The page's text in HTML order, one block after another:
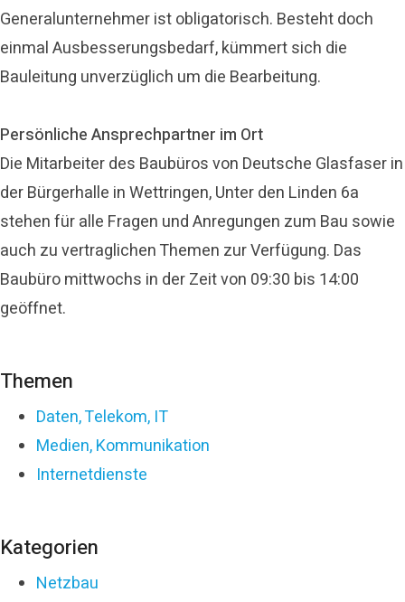
Generalunternehmer ist obligatorisch. Besteht doch
einmal Ausbesserungsbedarf, kümmert sich die
Bauleitung unverzüglich um die Bearbeitung.
Persönliche Ansprechpartner im Ort
Die Mitarbeiter des Baubüros von Deutsche Glasfaser in
der Bürgerhalle in Wettringen, Unter den Linden 6a
stehen für alle Fragen und Anregungen zum Bau sowie
auch zu vertraglichen Themen zur Verfügung. Das
Baubüro mittwochs in der Zeit von 09:30 bis 14:00
geöffnet.
Themen
Daten, Telekom, IT
Medien, Kommunikation
Internetdienste
Kategorien
Netzbau